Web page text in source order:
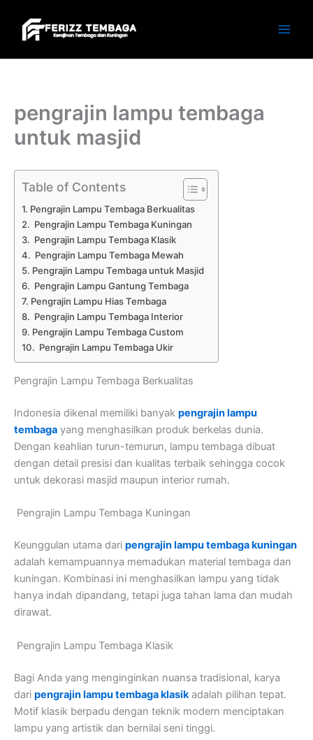
content
pengrajin lampu tembaga
untuk masjid
Table of Contents
Pengrajin Lampu Tembaga Berkualitas
Pengrajin Lampu Tembaga Kuningan
Pengrajin Lampu Tembaga Klasik
Pengrajin Lampu Tembaga Mewah
Pengrajin Lampu Tembaga untuk Masjid
Pengrajin Lampu Gantung Tembaga
Pengrajin Lampu Hias Tembaga
Pengrajin Lampu Tembaga Interior
Pengrajin Lampu Tembaga Custom
Pengrajin Lampu Tembaga Ukir
Pengrajin Lampu Tembaga Berkualitas
Indonesia dikenal memiliki banyak pengrajin lampu
tembaga yang menghasilkan produk berkelas dunia.
Dengan keahlian turun-temurun, lampu tembaga dibuat
dengan detail presisi dan kualitas terbaik sehingga cocok
untuk dekorasi masjid maupun interior rumah.
Pengrajin Lampu Tembaga Kuningan
Keunggulan utama dari pengrajin lampu tembaga kuningan
adalah kemampuannya memadukan material tembaga dan
kuningan. Kombinasi ini menghasilkan lampu yang tidak
hanya indah dipandang, tetapi juga tahan lama dan mudah
dirawat.
Pengrajin Lampu Tembaga Klasik
Bagi Anda yang menginginkan nuansa tradisional, karya
dari pengrajin lampu tembaga klasik adalah pilihan tepat.
Motif klasik berpadu dengan teknik modern menciptakan
lampu yang artistik dan bernilai seni tinggi.